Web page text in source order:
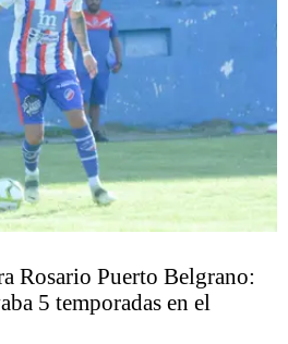
Rosario Puerto Belgrano:
5 temporadas en el